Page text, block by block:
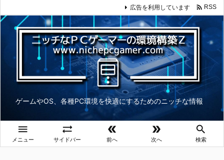
ゲームやOS、各種PC環境を快適にするためのニッチな情報

メニュー

サイドバー

前へ

次へ

検索
広告を利用しています  RSS